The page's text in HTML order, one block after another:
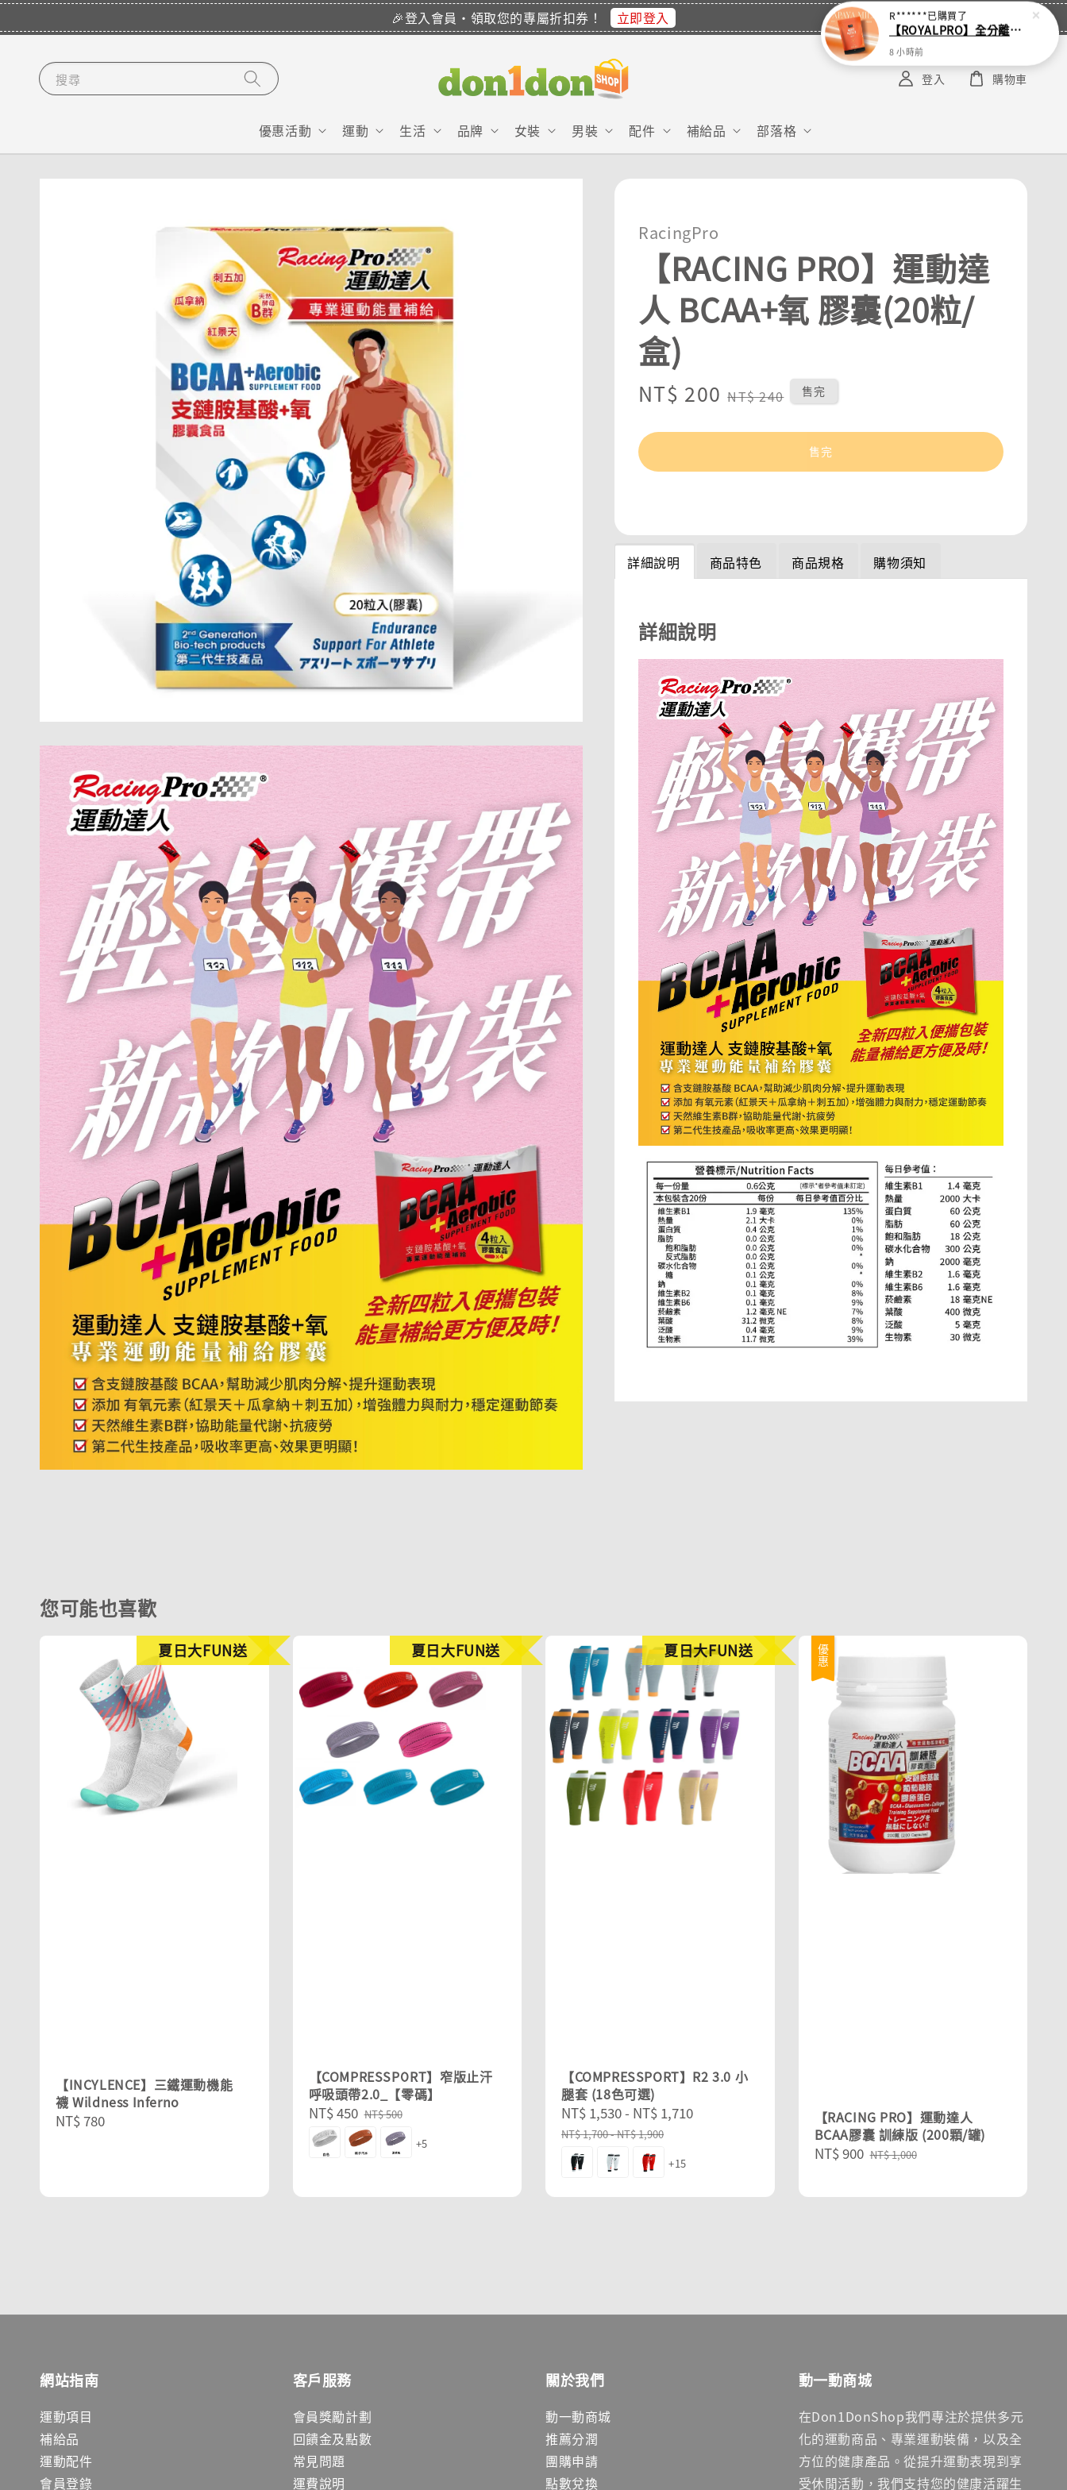
🎉登入會員・領取您的專屬折扣券！ 立即登入
搜尋
優惠活動 運動 生活 品牌 女裝 男裝 配件 補給品 部落格
登入 購物車
RacingPro
【RACING PRO】運動達
人 BCAA+氧 膠囊(20粒/
盒)
Sale
NT$ 200 Regular
NT$ 240 售完
售完
詳細說明 商品特色 商品規格 購物須知
詳細說明
您可能也喜歡
夏日大FUN送
【INCYLENCE】三鐵運動機能
襪 Wildness Inferno
Regular
NT$ 780
夏日大FUN送
【COMPRESSPORT】窄版止汗
呼吸頭帶2.0_【零碼】
Sale
price
NT$ 450 Regular
price
NT$ 500
+5
夏日大FUN送
【COMPRESSPORT】R2 3.0 小
腿套 (18色可選)
Sale
price
NT$ 1,530- NT$ 1,710
NT$ 1,700-NT$ 1,900
+15
優惠
【RACING PRO】運動達人
BCAA膠囊 訓練版 (200顆/罐)
Sale
NT$ 900 Regular
NT$ 1,000
網站指南
運動項目
補給品
運動配件
會員登錄
客戶服務
會員獎勵計劃
回饋金及點數
常見問題
運費說明
關於我們
動一動商城
推薦分潤
團購申請
點數兌換
動一動商城
在Don1DonShop我們專注於提供多元
化的運動商品、專業運動裝備，以及全
方位的健康產品。從提升運動表現到享
受休閒活動，我們支持您的健康活躍生
R******已購買了
【ROYALPRO】全分離乳清蛋白-1KG -多口味任選｜可加購湯匙
8 小時前